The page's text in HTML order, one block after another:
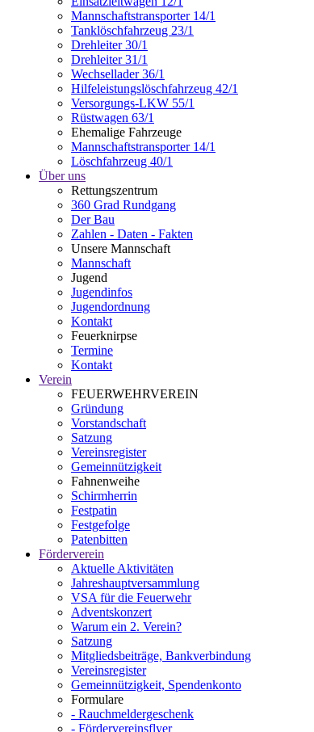
Mannschaftstransporter 14/1
Tanklöschfahrzeug 23/1
Drehleiter 30/1
Drehleiter 31/1
Wechsellader 36/1
Hilfeleistungslöschfahrzeug 42/1
Versorgungs-LKW 55/1
Rüstwagen 63/1
Ehemalige Fahrzeuge
Mannschaftstransporter 14/1
Löschfahrzeug 40/1
Über uns
Rettungszentrum
360 Grad Rundgang
Der Bau
Zahlen - Daten - Fakten
Unsere Mannschaft
Mannschaft
Jugend
Jugendinfos
Jugendordnung
Kontakt
Feuerknirpse
Termine
Kontakt
Verein
FEUERWEHRVEREIN
Gründung
Vorstandschaft
Satzung
Vereinsregister
Gemeinnützigkeit
Fahnenweihe
Schirmherrin
Festpatin
Festgefolge
Patenbitten
Förderverein
Aktuelle Aktivitäten
Jahreshauptversammlung
VSA für die Feuerwehr
Adventskonzert
Warum ein 2. Verein?
Satzung
Mitgliedsbeiträge, Bankverbindung
Vereinsregister
Gemeinnützigkeit, Spendenkonto
Formulare
- Rauchmeldergeschenk
- Fördervereinsflyer